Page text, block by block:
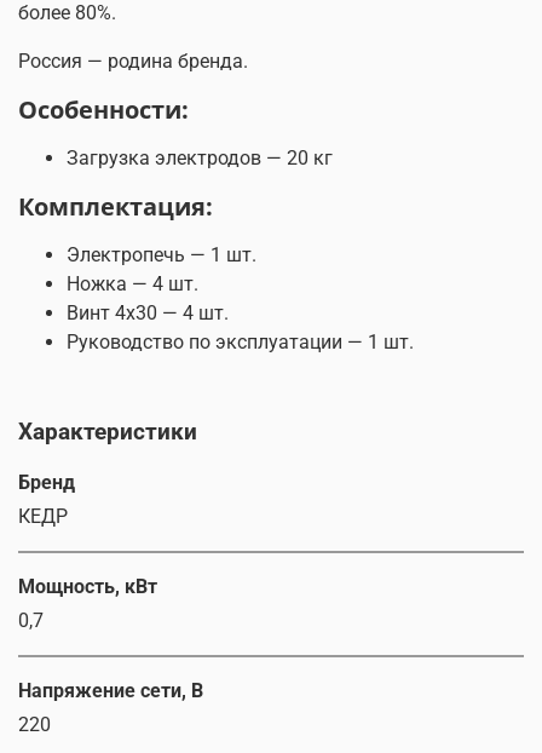
более 80%.
Россия — родина бренда.
Особенности:
Загрузка электродов — 20 кг
Комплектация:
Электропечь — 1 шт.
Ножка — 4 шт.
Винт 4х30 — 4 шт.
Руководство по эксплуатации — 1 шт.
Характеристики
Бренд
КЕДР
Мощность, кВт
0,7
Напряжение сети, В
220